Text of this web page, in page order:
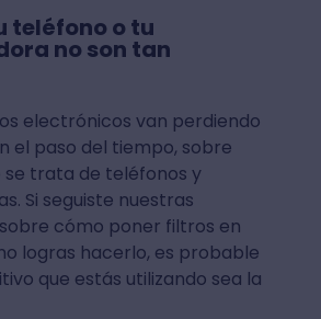
teléfono o tu
no son tan
electrónicos van perdiendo
el paso del tiempo, sobre
se trata de teléfonos y
Si seguiste nuestras
cómo poner filtros en
logras hacerlo, es probable
que estás utilizando sea la